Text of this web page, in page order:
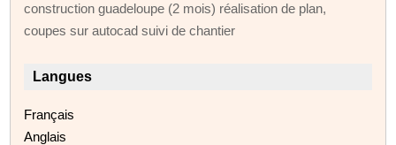
construction guadeloupe (2 mois) réalisation de plan,
coupes sur autocad suivi de chantier
Langues
Français
Anglais